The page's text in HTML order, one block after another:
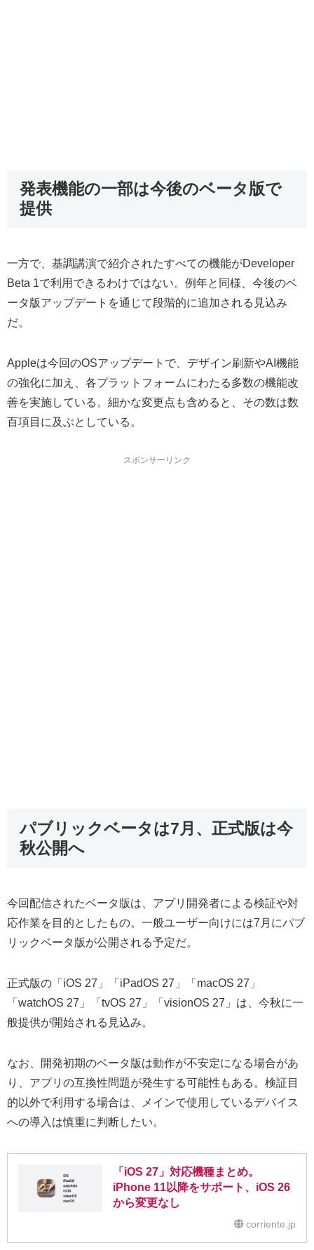
発表機能の一部は今後のベータ版で
提供
一方で、基調講演で紹介されたすべての機能がDeveloper
Beta 1で利用できるわけではない。例年と同様、今後のベ
ータ版アップデートを通じて段階的に追加される見込み
だ。
Appleは今回のOSアップデートで、デザイン刷新やAI機能
の強化に加え、各プラットフォームにわたる多数の機能改
善を実施している。細かな変更点も含めると、その数は数
百項目に及ぶとしている。
スポンサーリンク
パブリックベータは7月、正式版は今
秋公開へ
今回配信されたベータ版は、アプリ開発者による検証や対
応作業を目的としたもの。一般ユーザー向けには7月にパブ
リックベータ版が公開される予定だ。
正式版の「iOS 27」「iPadOS 27」「macOS 27」
「watchOS 27」「tvOS 27」「visionOS 27」は、今秋に一
般提供が開始される見込み。
なお、開発初期のベータ版は動作が不安定になる場合があ
り、アプリの互換性問題が発生する可能性もある。検証目
的以外で利用する場合は、メインで使用しているデバイス
への導入は慎重に判断したい。
「iOS 27」対応機種まとめ。
iPhone 11以降をサポート、iOS 26
から変更なし
corriente.jp